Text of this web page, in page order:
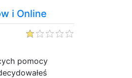
i Online
pomocy